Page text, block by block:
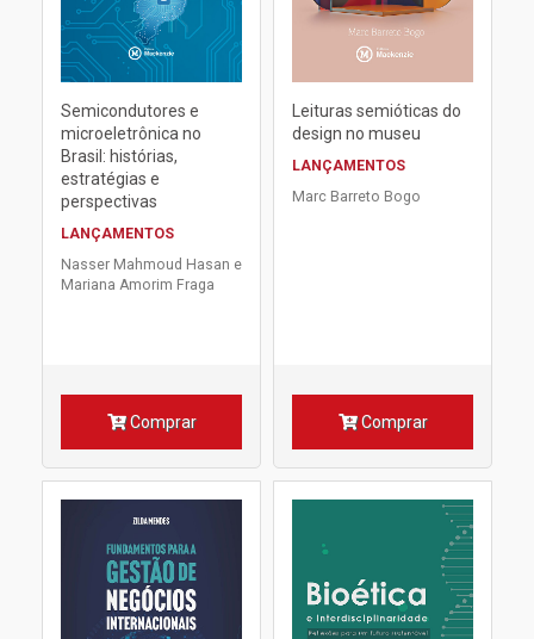
Semicondutores e
microeletrônica no
Brasil: histórias,
estratégias e
perspectivas
LANÇAMENTOS
Nasser Mahmoud Hasan e
Mariana Amorim Fraga
Comprar
Leituras semióticas do
design no museu
LANÇAMENTOS
Marc Barreto Bogo
Comprar